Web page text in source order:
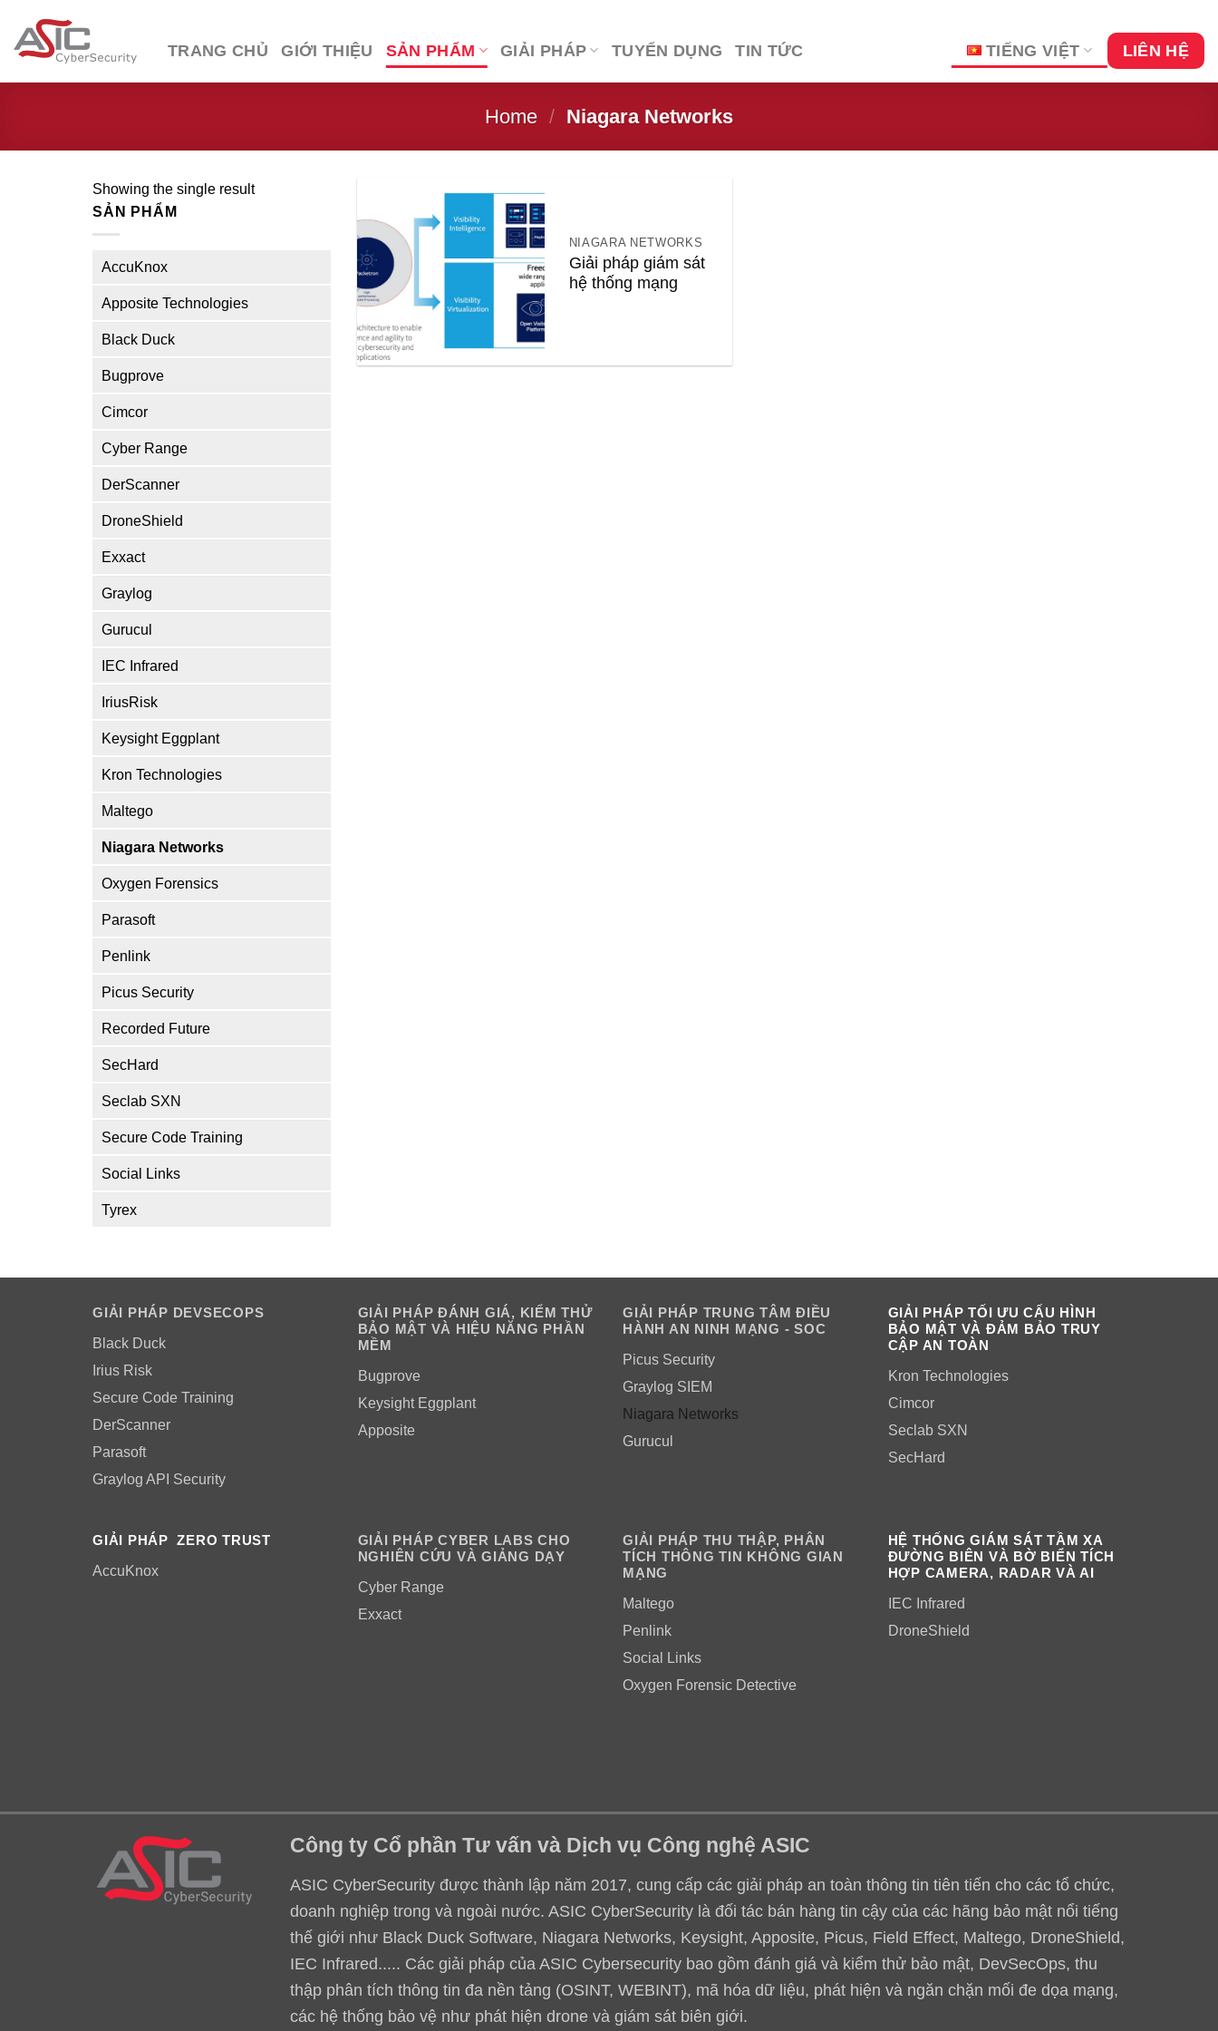
content
TRANG CHỦ GIỚI THIỆU SẢN PHẨM GIẢI PHÁP TUYỂN DỤNG TIN TỨC TIẾNG VIỆT LIÊN HỆ
Home / Niagara Networks
Showing the single result
SẢN PHẨM
AccuKnox
Apposite Technologies
Black Duck
Bugprove
Cimcor
Cyber Range
DerScanner
DroneShield
Exxact
Graylog
Gurucul
IEC Infrared
IriusRisk
Keysight Eggplant
Kron Technologies
Maltego
Niagara Networks
Oxygen Forensics
Parasoft
Penlink
Picus Security
Recorded Future
SecHard
Seclab SXN
Secure Code Training
Social Links
Tyrex
NIAGARA NETWORKS
Giải pháp giám sát
hệ thống mạng
GIẢI PHÁP DEVSECOPS
Black Duck
Irius Risk
Secure Code Training
DerScanner
Parasoft
Graylog API Security
GIẢI PHÁP ĐÁNH GIÁ, KIỂM THỬ
BẢO MẬT VÀ HIỆU NĂNG PHẦN
MỀM
Bugprove
Keysight Eggplant
Apposite
GIẢI PHÁP TRUNG TÂM ĐIỀU
HÀNH AN NINH MẠNG - SOC
Picus Security
Graylog SIEM
Niagara Networks
Gurucul
GIẢI PHÁP TỐI ƯU CẤU HÌNH
BẢO MẬT VÀ ĐẢM BẢO TRUY
CẬP AN TOÀN
Kron Technologies
Cimcor
Seclab SXN
SecHard
GIẢI PHÁP ZERO TRUST
AccuKnox
GIẢI PHÁP CYBER LABS CHO
NGHIÊN CỨU VÀ GIẢNG DẠY
Cyber Range
Exxact
GIẢI PHÁP THU THẬP, PHÂN
TÍCH THÔNG TIN KHÔNG GIAN
MẠNG
Maltego
Penlink
Social Links
Oxygen Forensic Detective
HỆ THỐNG GIÁM SÁT TẦM XA
ĐƯỜNG BIÊN VÀ BỜ BIỂN TÍCH
HỢP CAMERA, RADAR VÀ AI
IEC Infrared
DroneShield
Công ty Cổ phần Tư vấn và Dịch vụ Công nghệ ASIC
ASIC CyberSecurity được thành lập năm 2017, cung cấp các giải pháp an toàn thông tin tiên tiến cho các tổ chức,
doanh nghiệp trong và ngoài nước. ASIC CyberSecurity là đối tác bán hàng tin cậy của các hãng bảo mật nổi tiếng
thế giới như Black Duck Software, Niagara Networks, Keysight, Apposite, Picus, Field Effect, Maltego, DroneShield,
IEC Infrared..... Các giải pháp của ASIC Cybersecurity bao gồm đánh giá và kiểm thử bảo mật, DevSecOps, thu
thập phân tích thông tin đa nền tảng (OSINT, WEBINT), mã hóa dữ liệu, phát hiện và ngăn chặn mối đe dọa mạng,
các hệ thống bảo vệ như phát hiện drone và giám sát biên giới.